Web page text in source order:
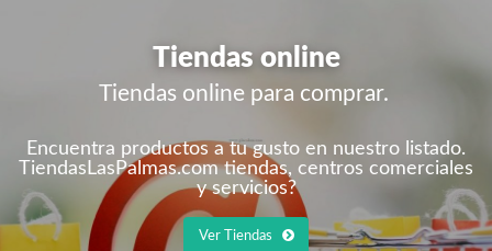
Tiendas online
Tiendas online para comprar.
Encuentra productos a tu gusto en nuestro listado.
TiendasLasPalmas.com tiendas, centros comerciales
y servicios?
Ver Tiendas